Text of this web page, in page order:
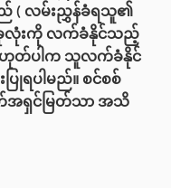
( လမ်းညွှန်ခံရသူ၏
ခုလုံးကို လက်ခံနိုင်သည့်
ဟုတ်ပါက သူလက်ခံနိုင်
ရပါမည်။ စင်စစ်
အရှင်မြတ်သာ အသိ